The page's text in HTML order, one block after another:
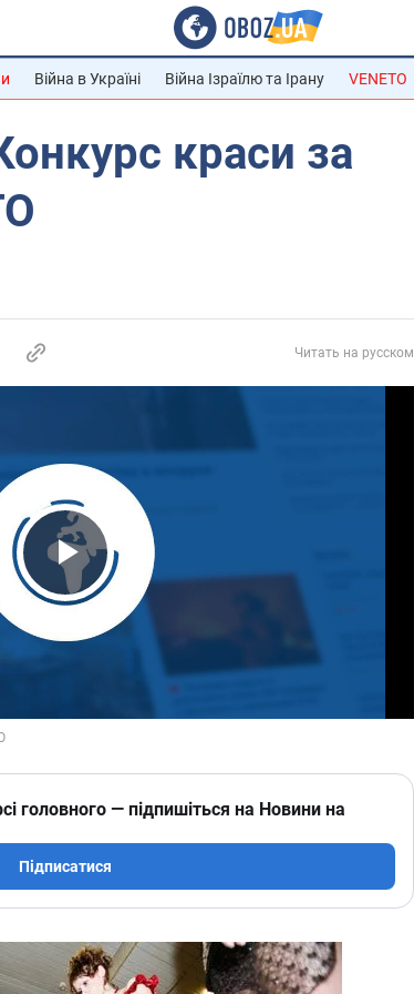
Війна в Україні Війна Ізраїлю та Ірану VENETO
краси за
Читать на русском
Play Video
головного — підпишіться на Новини на
Підписатися